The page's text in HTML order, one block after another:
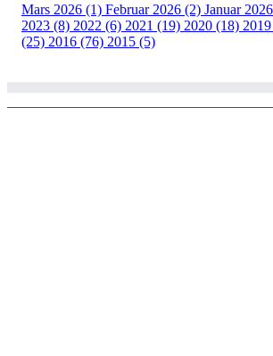
Mars 2026 (1) Februar 2026 (2) Januar
2023 (8) 2022 (6) 2021 (19) 2020 (18)
(25) 2016 (76) 2015 (5)